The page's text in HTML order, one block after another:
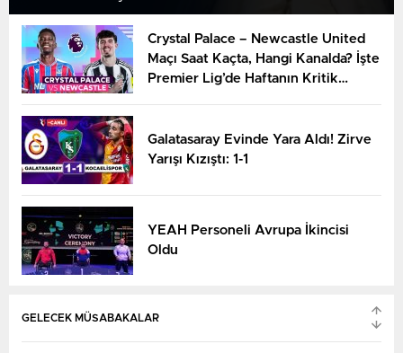
Crystal Palace – Newcastle United
Maçı Saat Kaçta, Hangi Kanalda? İşte
Premier Lig’de Haftanın Kritik
Galatasaray Evinde Yara Aldı! Zirve
Yarışı Kızıştı: 1-1
YEAH Personeli Avrupa İkincisi
Oldu
GELECEK MÜSABAKALAR